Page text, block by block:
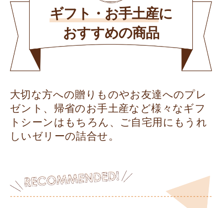
ギフト・お手土産に
おすすめの商品
大切な方への贈りものやお友達へのプレ
ゼント、帰省のお手土産など様々なギフ
トシーンはもちろん、ご自宅用にもうれ
しいゼリーの詰合せ。